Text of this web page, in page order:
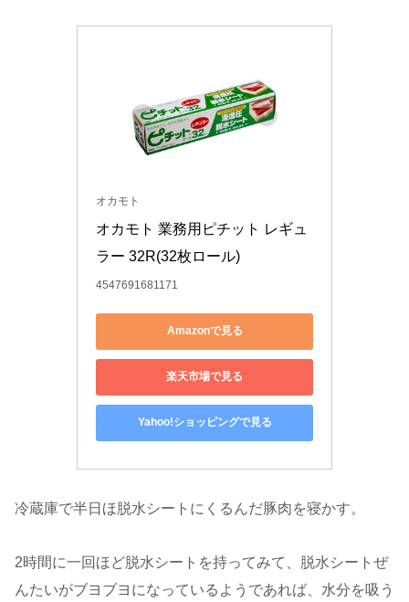
オカモト
オカモト 業務用ピチット レギュ
ラー 32R(32枚ロール)
4547691681171
Amazonで見る
楽天市場で見る
Yahoo!ショッピングで見る
冷蔵庫で半日ほ脱水シートにくるんだ豚肉を寝かす。
2時間に一回ほど脱水シートを持ってみて、脱水シートぜ
んたいがブヨブヨになっているようであれば、水分を吸う